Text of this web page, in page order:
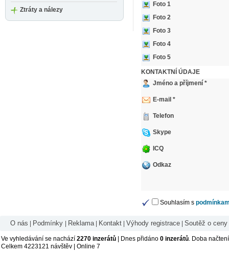
Ztráty a nálezy
Foto 1
Foto 2
Foto 3
Foto 4
Foto 5
KONTAKTNÍ ÚDAJE
Jméno a příjmení *
E-mail *
Telefon
Skype
ICQ
Odkaz
Souhlasím s
O nás Podmínky Reklama| Kontakt Výhody registrace Soutěž o ceny
Ve vyhledávání se nachází 2270 inzerátů | Dnes přidáno 0 inzerátů. Doba
Celkem 4223121 návštěv | Online 7